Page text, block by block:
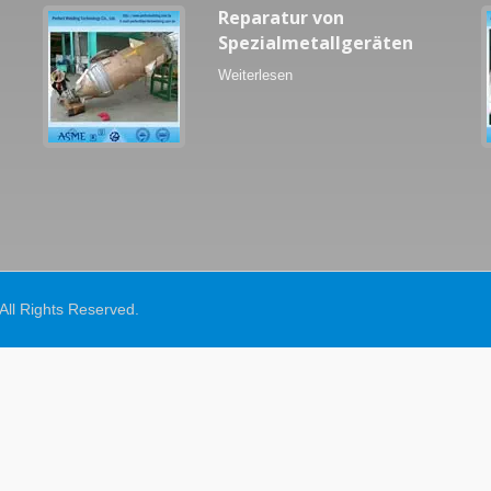
Reparatur von
Spezialmetallgeräten
Weiterlesen
Rights Reserved.